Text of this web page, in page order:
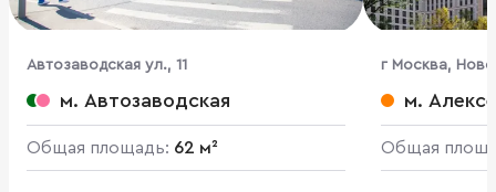
Автозаводская ул., 11
м. Автозаводская
Общая площадь: 62 м²
г Москва,
м.
Общая